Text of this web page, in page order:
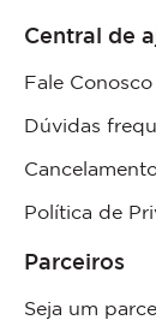
Central de
Fale Conosco
Dúvidas
Política de
Parceiros
Seja um